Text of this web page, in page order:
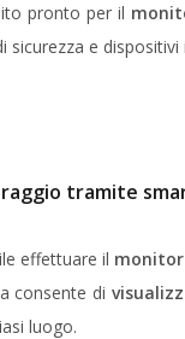
pronto per il
sicurezza e
tramite
effettuare il
consente di
luogo.